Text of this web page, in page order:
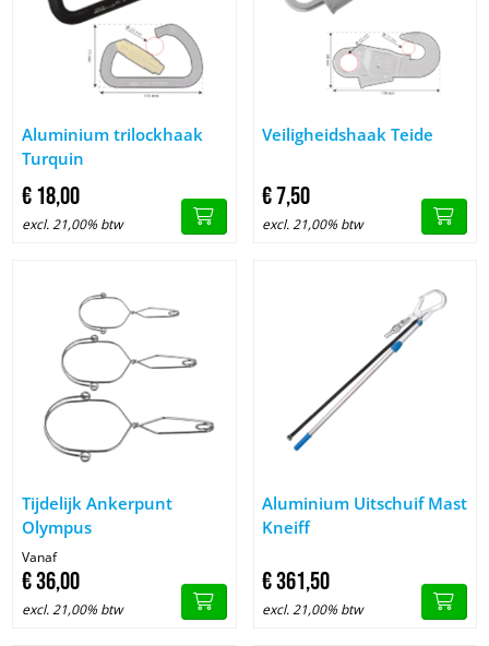
Image Aluminium trilockhaak Turquin
Aluminium trilockhaak
Turquin
€18,00
excl. 21,00% btw
Image Veiligheidshaak Teide
Veiligheidshaak Teide
€7,50
excl. 21,00% btw
Image Tijdelijk Ankerpunt Olympus
Tijdelijk Ankerpunt
Olympus
Vanaf
€36,00
excl. 21,00% btw
Image Aluminium Uitschuif
Aluminium Uitschuif Mast
Kneiff
€361,50
excl. 21,00% btw